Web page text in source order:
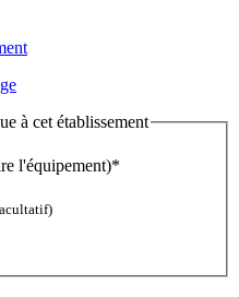
à cet établissement
l'équipement)*